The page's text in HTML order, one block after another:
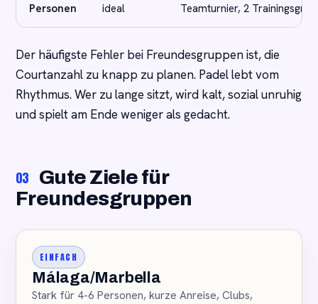
Personen
ideal
Teamturnier, 2
Der häufigste Fehler bei Freundesgruppen ist, die
Courtanzahl zu knapp zu planen. Padel lebt vom
Rhythmus. Wer zu lange sitzt, wird kalt, sozial unruhig
und spielt am Ende weniger als gedacht.
03
Gute Ziele für
Freundesgruppen
EINFACH
Málaga/Marbella
Stark für 4-6 Personen, kurze Anreise, Clubs,